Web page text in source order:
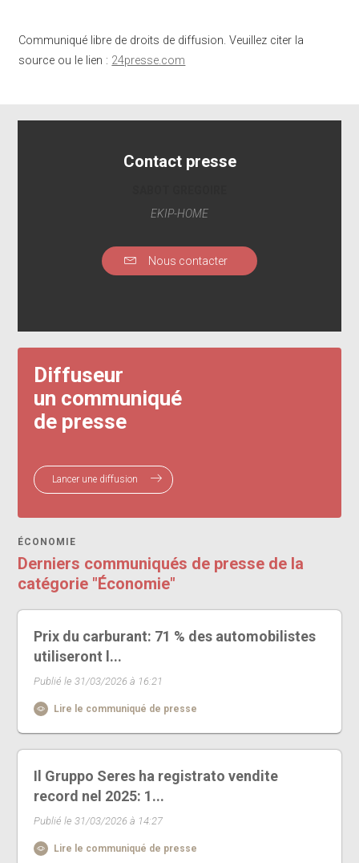
Communiqué libre de droits de diffusion. Veuillez citer la
source ou le lien : 24presse.com
Contact presse
EKIP-HOME
Nous contacter
Diffuseur
un communiqué
de presse
Lancer une diffusion
ÉCONOMIE
Derniers communiqués de presse de la
catégorie "Économie"
Prix du carburant: 71 % des automobilistes
utiliseront l...
Publié le 31/03/2026 à 16:21
Lire le communiqué de presse
Il Gruppo Seres ha registrato vendite
record nel 2025: 1...
Publié le 31/03/2026 à 14:27
Lire le communiqué de presse